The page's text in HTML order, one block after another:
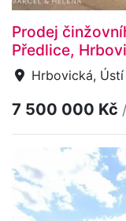
Prodej
Předlice,
Hrbovická,
7 500 000 Kč